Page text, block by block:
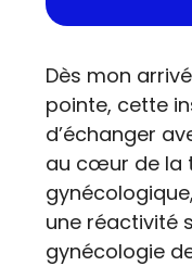
Dès mon
pointe, cette
d’échanger
au cœur de la
une réactivité
gynécologie